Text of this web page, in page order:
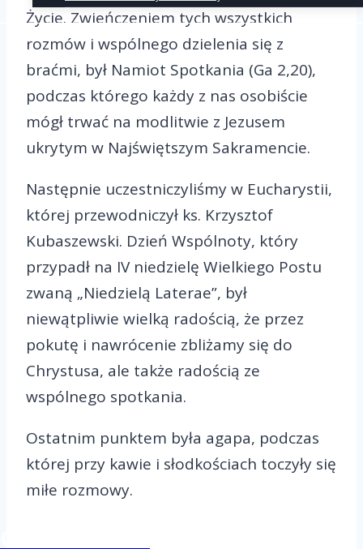
Życie. Zwieńczeniem tych wszystkich
rozmów i wspólnego dzielenia się z
braćmi, był Namiot Spotkania (Ga 2,20),
podczas którego każdy z nas osobiście
mógł trwać na modlitwie z Jezusem
ukrytym w Najświętszym Sakramencie.
Następnie uczestniczyliśmy w Eucharystii,
której przewodniczył ks. Krzysztof
Kubaszewski. Dzień Wspólnoty, który
przypadł na IV niedzielę Wielkiego Postu
zwaną „Niedzielą Laterae”, był
niewątpliwie wielką radością, że przez
pokutę i nawrócenie zbliżamy się do
Chrystusa, ale także radością ze
wspólnego spotkania.
Ostatnim punktem była agapa, podczas
której przy kawie i słodkościach toczyły się
miłe rozmowy.